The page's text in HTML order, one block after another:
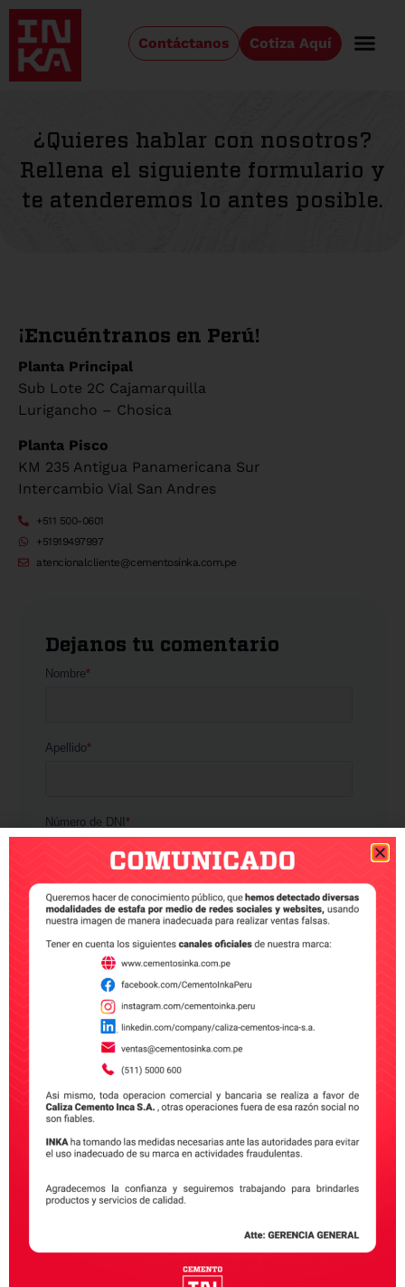
Cotiza Aquí
Contáctanos
¿Quieres hablar con nosotros?
Rellena el siguiente formulario y
te atenderemos lo antes posible.
¡Encuéntranos en Perú!
Planta Principal
Sub Lote 2C Cajamarquilla
Lurigancho – Chosica
Planta Pisco
KM 235 Antigua Panamericana Sur
Intercambio Vial San Andres
+511 500-0601
+51919497997
atencionalcliente@cementosinka.com.pe
Dejanos tu comentario